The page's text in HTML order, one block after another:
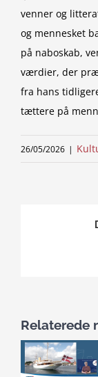
venner og
og mennesket
på naboskab,
værdier, der
fra hans
tættere på
26/05/2026 |
Relaterede